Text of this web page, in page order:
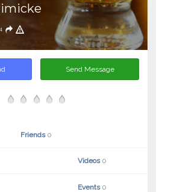
Send Message
Friends 0
Videos 0
Events 0